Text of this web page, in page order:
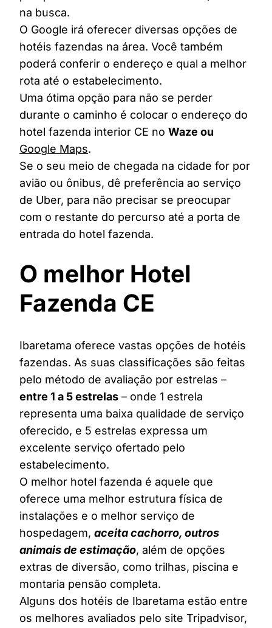
na busca.
O Google irá oferecer diversas opções de
hotéis fazendas na área. Você também
poderá conferir o endereço e qual a melhor
rota até o estabelecimento.
Uma ótima opção para não se perder
durante o caminho é colocar o endereço do
hotel fazenda interior CE no Waze ou
Google Maps.
Se o seu meio de chegada na cidade for por
avião ou ônibus, dê preferência ao serviço
de Uber, para não precisar se preocupar
com o restante do percurso até a porta de
entrada do hotel fazenda.
O melhor Hotel
Fazenda CE
Ibaretama oferece vastas opções de hotéis
fazendas. As suas classificações são feitas
pelo método de avaliação por estrelas –
entre 1 a 5 estrelas – onde 1 estrela
representa uma baixa qualidade de serviço
oferecido, e 5 estrelas expressa um
excelente serviço ofertado pelo
estabelecimento.
O melhor hotel fazenda é aquele que
oferece uma melhor estrutura física de
instalações e o melhor serviço de
hospedagem, aceita cachorro, outros
animais de estimação, além de opções
extras de diversão, como trilhas, piscina e
montaria pensão completa.
Alguns dos hotéis de Ibaretama estão entre
os melhores avaliados pelo site Tripadvisor,